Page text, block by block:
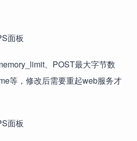
、POST最大字节数
等，修改后需要重起web服务才